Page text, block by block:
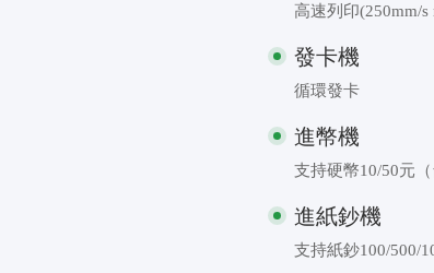
高速列印(250mm/s
發卡機
循環發卡
進幣機
支持硬幣10/50元（
進紙鈔機
支持紙鈔100/500/